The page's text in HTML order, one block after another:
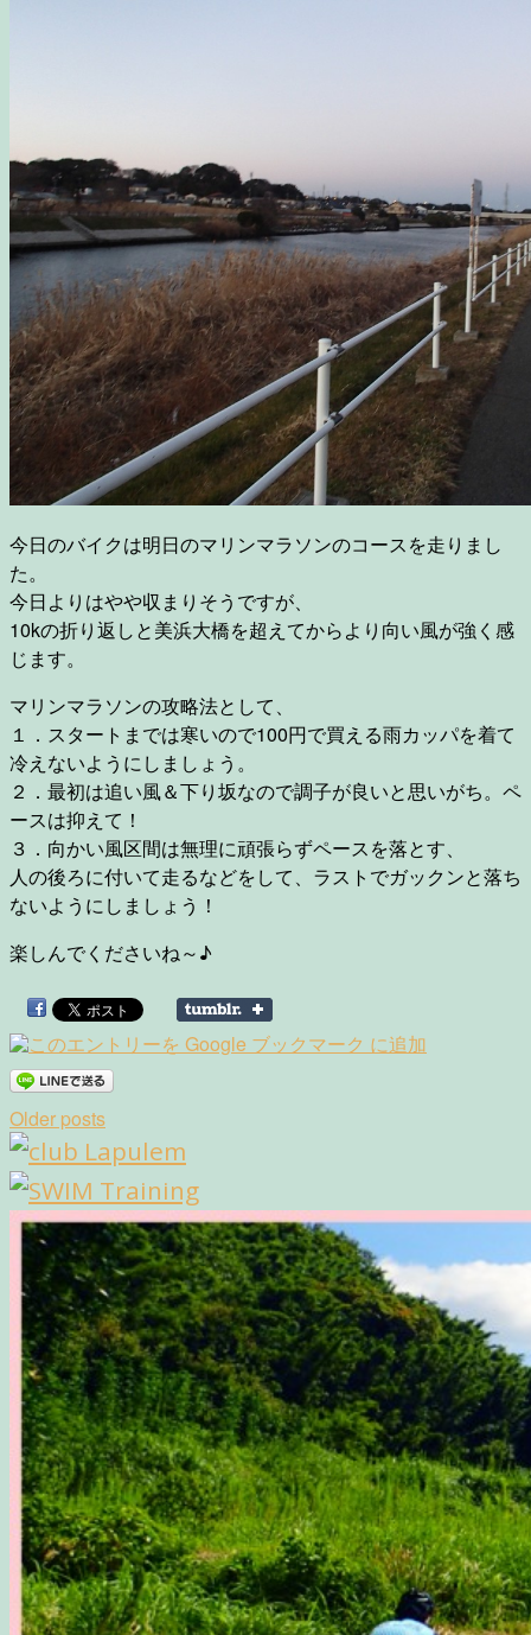
今日のバイクは明日のマリンマラソンのコースを走りまし
た。
今日よりはやや収まりそうですが、
10kの折り返しと美浜大橋を超えてからより向い風が強く感
じます。
マリンマラソンの攻略法として、
１．スタートまでは寒いので100円で買える雨カッパを着て
冷えないようにしましょう。
２．最初は追い風＆下り坂なので調子が良いと思いがち。ペ
ースは抑えて！
３．向かい風区間は無理に頑張らずペースを落とす、
人の後ろに付いて走るなどをして、ラストでガックンと落ち
ないようにしましょう！
楽しんでくださいね～♪
Posts
navigation
Older posts